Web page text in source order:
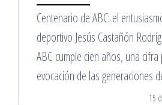
Centenario de ABC: el
deportivo Jesús Castañón
ABC cumple cien años, una cifra
evocación de las generaciones
15